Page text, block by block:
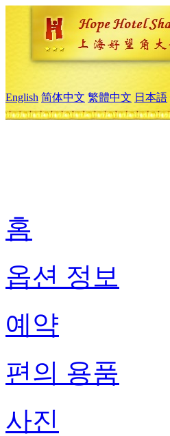
English 简体中文 繁體中文 日本語
홈
옵션 정보
예약
편의 용품
사진